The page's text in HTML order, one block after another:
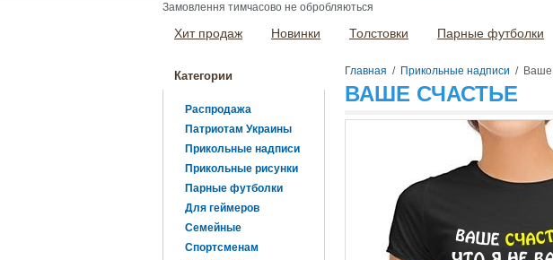
Замовлення тимчасово не обробляються
Хит продаж Новинки Толстовки Парные футболки
Категории
Распродажа
Патриотам Украины
Прикольные надписи
Прикольные рисунки
Парные футболки
Для геймеров
Семейные
Спортсменам
Главная / Прикольные надписи / Ваше
ВАШЕ СЧАСТЬЕ